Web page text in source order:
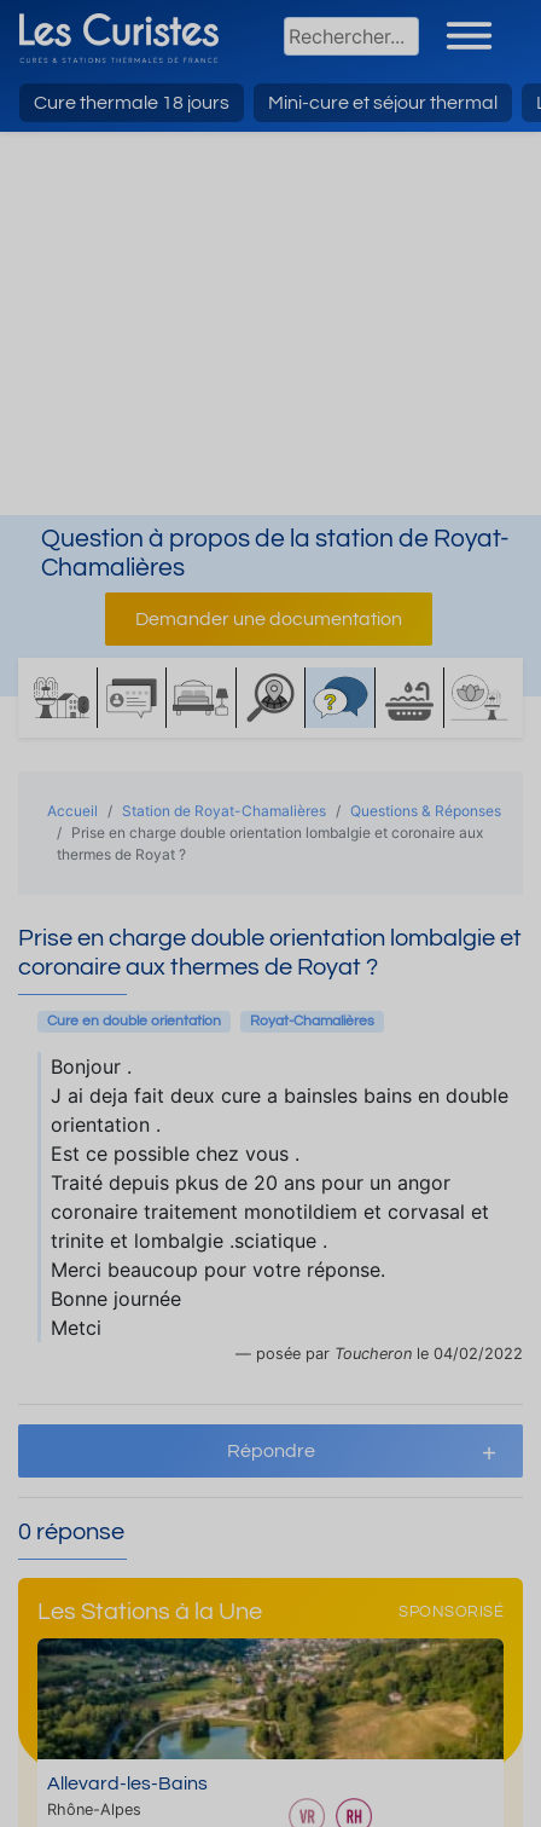
Cure thermale 18 jours Mini-cure et séjour thermal
Question à propos de la station de Royat-
Chamalières
Demander une documentation
Accueil Station de Royat-Chamalières
Questions & Réponses
Prise en charge double orientation lombalgie et coronaire aux
thermes de Royat ?
Prise en charge double orientation lombalgie et
coronaire aux thermes de Royat ?
Cure en double orientation Royat-Chamalières
Bonjour .
J ai deja fait deux cure a bainsles bains en double
orientation .
Est ce possible chez vous .
Traité depuis pkus de 20 ans pour un angor
coronaire traitement monotildiem et corvasal et
trinite et lombalgie .sciatique .
Merci beaucoup pour votre réponse.
Bonne journée
Metci
posée par Toucheron le 04/02/2022
Répondre
0 réponse
Les Stations à la Une SPONSORISÉ
Allevard-les-Bains
Rhône-Alpes